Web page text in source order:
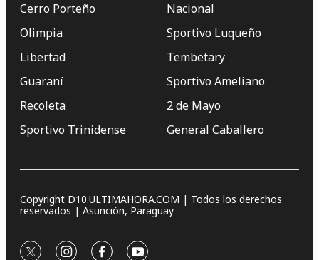
Cerro Porteño
Olimpia
Libertad
Guaraní
Recoleta
Sportivo Trinidense
Nacional
Sportivo Luqueño
Tembetary
Sportivo Ameliano
2 de Mayo
General Caballero
Copyright D10.ULTIMAHORA.COM | Todos los derechos
reservados | Asunción, Paraguay